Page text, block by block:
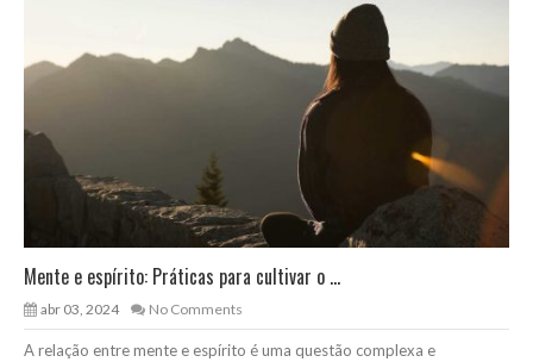
Mente e espírito: Práticas para cultivar o ...
abr 03, 2024 No Comments
A relação entre mente e espírito é uma questão complexa e